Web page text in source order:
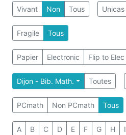
Vivant Non Tous Unicas
Fragile Tous
Papier Electronic Flip to Elec
Dijon - Bib. Math. Toutes
PCmath Non PCmath Tous
A B C D E F G H I